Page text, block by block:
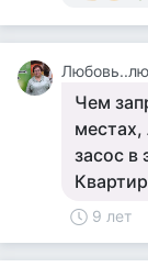
Чем
местах,
засос в
9 лет